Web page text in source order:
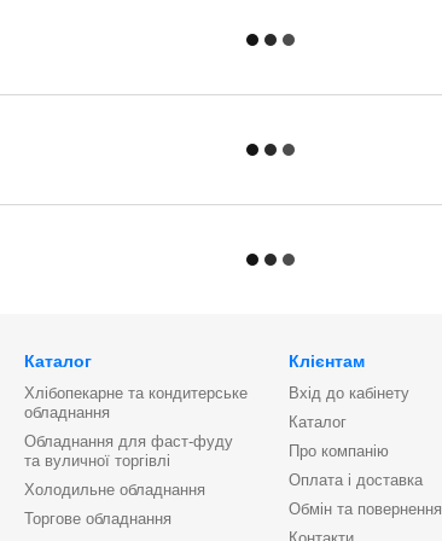
Каталог
Хлібопекарне та кондитерське
обладнання
Обладнання для фаст-фуду
та вуличної торгівлі
Холодильне обладнання
Торгове обладнання
Клієнтам
Вхід до кабінету
Каталог
Про компанію
Оплата і доставка
Обмін та повернення